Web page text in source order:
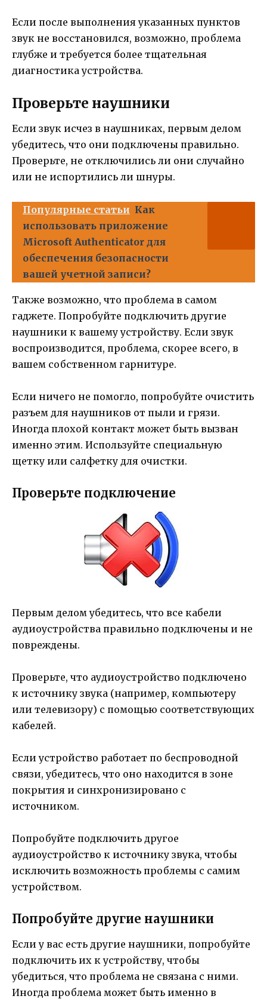
Если после выполнения указанных пунктов
звук не восстановился, возможно, проблема
глубже и требуется более тщательная
диагностика устройства.
Проверьте наушники
Если звук исчез в наушниках, первым делом
убедитесь, что они подключены правильно.
Проверьте, не отключились ли они случайно
или не испортились ли шнуры.
Популярные статьи Как
использовать приложение
Microsoft Authenticator для
обеспечения безопасности
вашей учетной записи?
Также возможно, что проблема в самом
гаджете. Попробуйте подключить другие
наушники к вашему устройству. Если звук
воспроизводится, проблема, скорее всего, в
вашем собственном гарнитуре.
Если ничего не помогло, попробуйте очистить
разъем для наушников от пыли и грязи.
Иногда плохой контакт может быть вызван
именно этим. Используйте специальную
щетку или салфетку для очистки.
Проверьте подключение
Первым делом убедитесь, что все кабели
аудиоустройства правильно подключены и не
повреждены.
Проверьте, что аудиоустройство подключено
к источнику звука (например, компьютеру
или телевизору) с помощью соответствующих
кабелей.
Если устройство работает по беспроводной
связи, убедитесь, что оно находится в зоне
покрытия и синхронизировано с
источником.
Попробуйте подключить другое
аудиоустройство к источнику звука, чтобы
исключить возможность проблемы с самим
устройством.
Попробуйте другие наушники
Если у вас есть другие наушники, попробуйте
подключить их к устройству, чтобы
убедиться, что проблема не связана с ними.
Иногда проблема может быть именно в